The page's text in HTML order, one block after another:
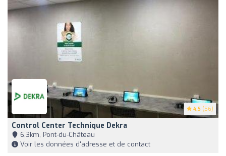
4.5 (56)
Control Center Technique Dekra
6,3km, Pont-du-Château
Voir les données d'adresse et de contact